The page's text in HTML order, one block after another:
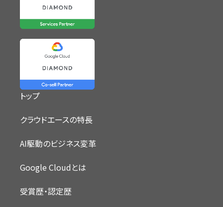
トップ
クラウドエースの特長
AI駆動のビジネス変革
Google Cloudとは
受賞歴・認定歴